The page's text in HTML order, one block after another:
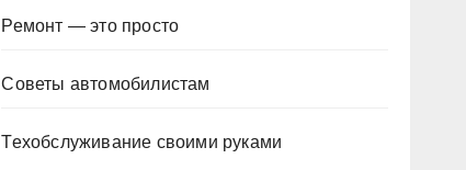
Ремонт — это просто
Советы автомобилистам
Техобслуживание своими руками